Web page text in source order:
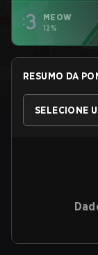
MEOW
12%
RESUMO DA
SELECIONE